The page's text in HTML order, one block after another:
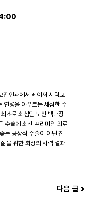
진안과에서 레이저 시력교
연령을 아우르는 세심한 수
초로 최첨단 노안 백내장
수술에 최신 프리미엄 의료
는 공장식 수술이 아닌 진
을 위한 최상의 시력 결과
다음 글